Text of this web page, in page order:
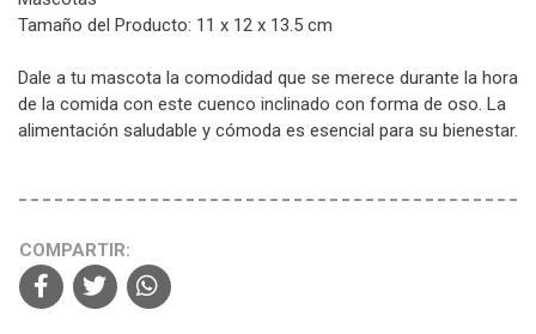
Tamaño del Producto: 11 x 12 x 13.5 cm
Dale a tu mascota la comodidad que se merece durante la hora
de la comida con este cuenco inclinado con forma de oso. La
alimentación saludable y cómoda es esencial para su bienestar.
COMPARTIR: